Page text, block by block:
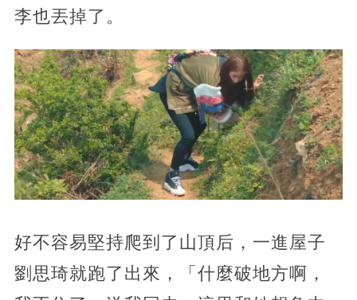
李也丟掉了。
好不容易堅持爬到了山頂后，一進屋子
劉思琦就跑了出來，「什麼破地方啊，